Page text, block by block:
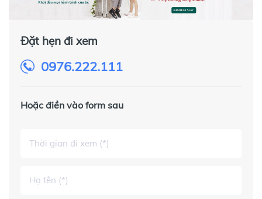
Đặt hẹn đi xem
0976.222.111
Hoặc điền vào form sau